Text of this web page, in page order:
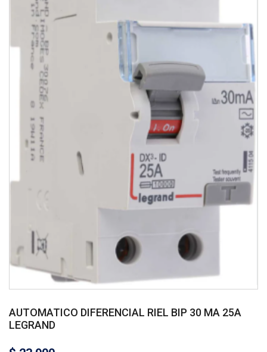
AUTOMATICO DIFERENCIAL RIEL BIP 30 MA 25A
LEGRAND